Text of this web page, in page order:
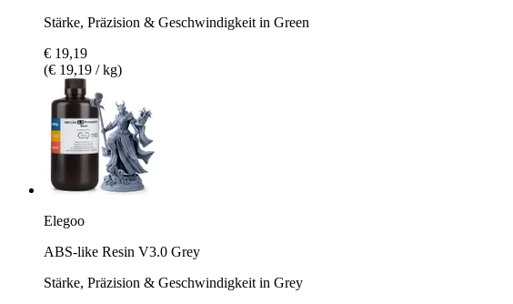
Stärke, Präzision & Geschwindigkeit in Green
€ 19,19
(€ 19,19 / kg)
Elegoo
ABS-like Resin V3.0 Grey
Stärke, Präzision & Geschwindigkeit in Grey